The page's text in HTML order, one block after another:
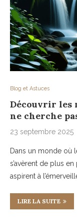
Blog et Astuces
Découvrir les
ne cherche
23 septembre 2025
Dans un monde où
s’avèrent de plus
aspirent à
LIRE LA SUITE